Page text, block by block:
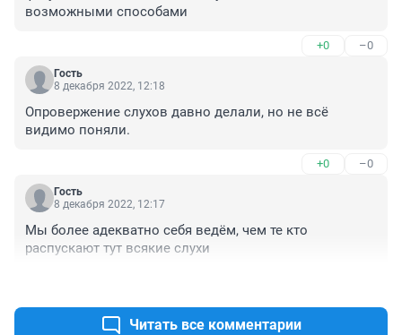
возможными способами
+0 –0
Гость
8 декабря 2022, 12:18
Опровержение слухов давно делали, но не всё
видимо поняли.
+0 –0
Гость
8 декабря 2022, 12:17
Мы более адекватно себя ведём, чем те кто
распускают тут всякие слухи
Читать все комментарии